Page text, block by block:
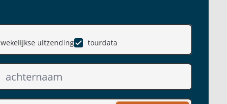
wekelijkse uitzending tourdata